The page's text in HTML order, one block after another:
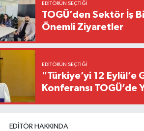
EDITÖRÜN SEÇTIĞI
TOGÜ’den Sektör İş
Önemli Ziyaretler
EDITÖRÜN SEÇTIĞI
"Türkiye’yi 12 Eylül’e
Konferansı TOGÜ’de
EDITÖR HAKKINDA